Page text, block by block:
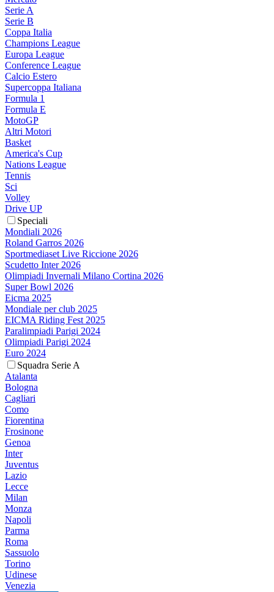
Serie A
Serie B
Coppa Italia
Champions League
Europa League
Conference League
Calcio Estero
Supercoppa Italiana
Formula 1
Formula E
MotoGP
Altri Motori
Basket
America's Cup
Nations League
Tennis
Sci
Volley
Drive UP
Speciali
Mondiali 2026
Roland Garros 2026
Sportmediaset Live Riccione 2026
Scudetto Inter 2026
Olimpiadi Invernali Milano Cortina 2026
Super Bowl 2026
Eicma 2025
Mondiale per club 2025
EICMA Riding Fest 2025
Paralimpiadi Parigi 2024
Olimpiadi Parigi 2024
Euro 2024
Squadra Serie A
Atalanta
Bologna
Cagliari
Como
Fiorentina
Frosinone
Genoa
Inter
Juventus
Lazio
Lecce
Milan
Monza
Napoli
Parma
Roma
Sassuolo
Torino
Udinese
Venezia